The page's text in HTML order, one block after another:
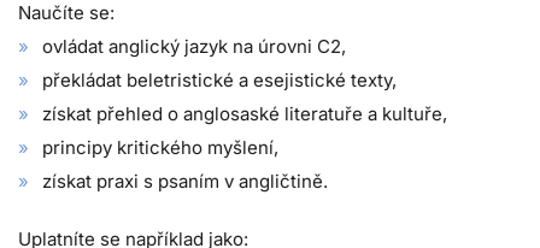
Naučíte se:
ovládat anglický jazyk na úrovni C2,
překládat beletristické a esejistické texty,
získat přehled o anglosaské literatuře a kultuře,
principy kritického myšlení,
získat praxi s psaním v angličtině.
Uplatníte se například jako: